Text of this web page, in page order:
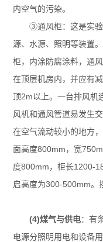
内空气的污染。
③通风柜：这是实
源、水源、照明等装置
柜，内涂防腐涂料，通
在顶层机房内，并应有
顶2m以上。一台排风机
风机和通风管道易发生
在空气流动较小的地方
面高度800mm，宽
度800mm，柜长1200-
启高度为300-500mm。
(4)煤气与供电：有
电源分照明用电和设备